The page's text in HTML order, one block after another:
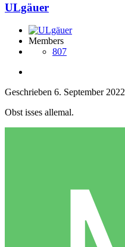
ULgäuer
Members
807
Geschrieben 6. September 2022
Obst isses allemal.